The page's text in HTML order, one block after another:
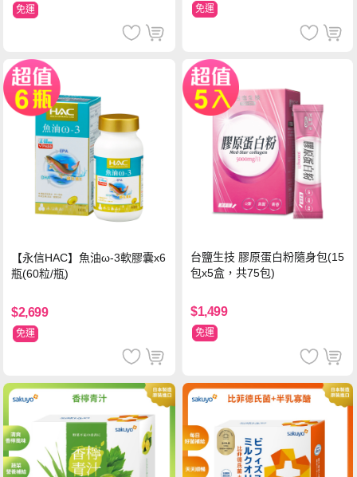
免運 免運
【永信HAC】魚油ω-3軟膠囊x6
瓶(60粒/瓶)
$2,699
免運
台鹽生技 膠原蛋白粉隨身包(15
包x5盒，共75包)
$1,499
免運